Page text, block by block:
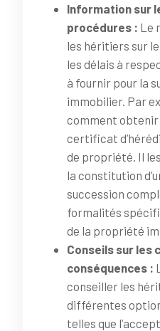
Information sur
procédures : Le
les héritiers sur
les délais à
à fournir pour la
immobilier. Par
comment obtenir
certificat
de propriété. Il
la constitution
succession
formalités
de la propriété
Conseils sur les
conséquences :
conseiller les
différentes
telles que